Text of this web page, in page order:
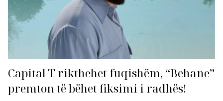
Capital T rikthehet fuqishëm, “Behane”
premton të bëhet fiksimi i radhës!